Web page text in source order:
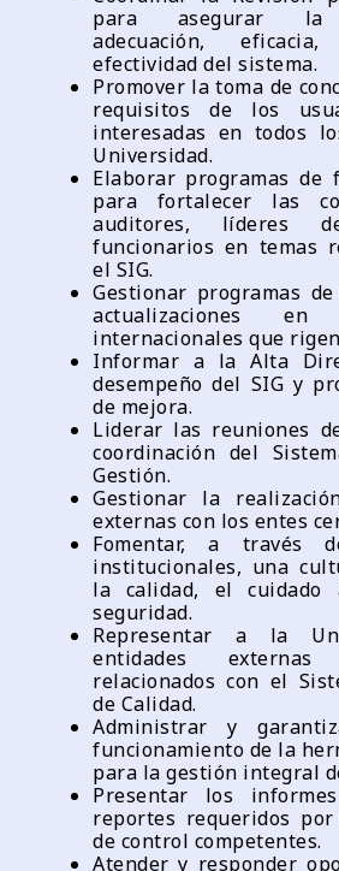
para asegurar la
adecuación,
efectividad del sistema.
Promover la toma de
requisitos de los
interesadas en todos
Universidad.
Elaborar programas de
para fortalecer las
auditores, líderes
funcionarios en temas
el SIG.
Gestionar programas
actualizaciones
internacionales que
Informar a la Alta
desempeño del SIG y
de mejora.
Liderar las reuniones
coordinación del
Gestión.
Gestionar la
externas con los entes
Fomentar, a través
institucionales, una
la calidad, el cuidado
seguridad.
Representar a la
entidades
relacionados con el
de Calidad.
Administrar y
funcionamiento de la
para la gestión integral
Presentar los
reportes requeridos
de control competentes.
Atender y responder